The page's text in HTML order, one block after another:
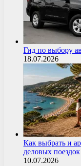
Гид по выбору
18.07.2026
Как выбрать и
деловых поездок
10.07.2026